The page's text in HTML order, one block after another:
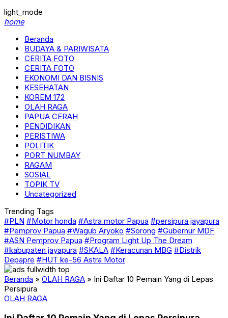
light_mode
home
Beranda
BUDAYA & PARIWISATA
CERITA FOTO
CERITA FOTO
EKONOMI DAN BISNIS
KESEHATAN
KOREM 172
OLAH RAGA
PAPUA CERAH
PENDIDIKAN
PERISTIWA
POLITIK
PORT NUMBAY
RAGAM
SOSIAL
TOPIK TV
Uncategorized
Trending Tags
#PLN #Motor honda #Astra motor Papua #persipura jayapura
#Pemprov Papua #Wagub Aryoko #Sorong #Gubernur MDF
#ASN Pemprov Papua #Program Light Up The Dream
#kabupaten jayapura #SKALA #Keracunan MBG #Distrik
Depapre #HUT ke-56 Astra Motor
Beranda » OLAH RAGA » Ini Daftar 10 Pemain Yang di Lepas
Persipura
OLAH RAGA